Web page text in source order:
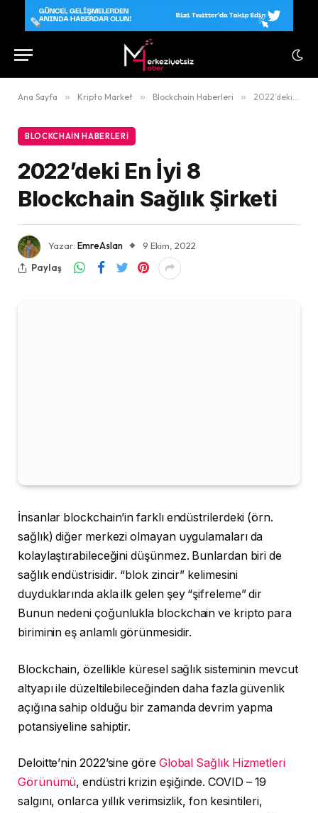
Ana Sayfa » Kripto Market » Blockchain Haberleri » 2022’deki En İyi 8 Blockchain Sağlık Şirketi
BLOCKCHAIN HABERLERI
2022’deki En İyi 8
Blockchain Sağlık Şirketi
Yazar: EmreAslan
9 Ekim, 2022
Paylaş
İnsanlar blockchain’in farklı endüstrilerdeki (örn.
sağlık) diğer merkezi olmayan uygulamaları da
kolaylaştırabileceğini düşünmez. Bunlardan biri de
sağlık endüstrisidir. “blok zincir” kelimesini
duyduklarında akla ilk gelen şey “şifreleme” dir
Bunun nedeni çoğunlukla blockchain ve kripto para
biriminin eş anlamlı görünmesidir.
Blockchain, özellikle küresel sağlık sisteminin mevcut
altyapı ile düzeltilebileceğinden daha fazla güvenlik
açığına sahip olduğu bir zamanda devrim yapma
potansiyeline sahiptir.
Deloitte’nin 2022’sine göre Global Sağlık Hizmetleri
Görünümü, endüstri krizin eşiğinde. COVID – 19
salgını, onlarca yıllık verimsizlik, fon kesintileri,